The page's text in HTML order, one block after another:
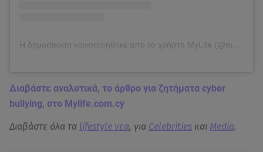
Διαβάστε αναλυτικά, το άρθρο για ζητήματα cyber
bullying, στο Mylife.com.cy
Διαβάστε όλα τα lifestyle νεα, για Celebrities και Media.